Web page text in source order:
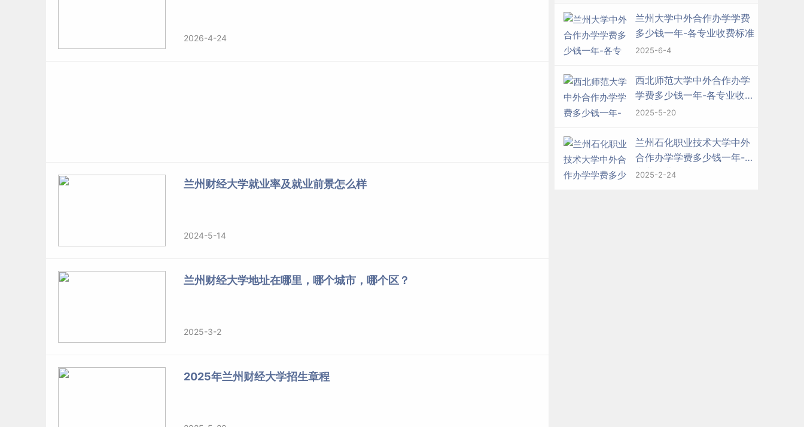
2026-4-24
兰州财经大学就业率及就业前景怎么样
2024-5-14
兰州财经大学地址在哪里，哪个城市，哪个区？
2025-3-2
2025年兰州财经大学招生章程
兰州大学中外合作办学学费
多少钱一年-各专业收费标准
2025-6-4
西北师范大学中外合作办学
学费多少钱一年-各专业收费
标准
2025-5-20
兰州石化职业技术大学中外
合作办学学费多少钱一年-各
专业收费标准
2025-2-24